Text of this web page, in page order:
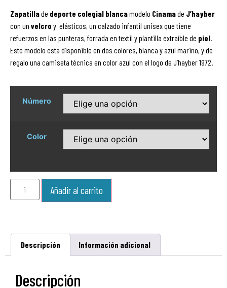
Zapatillade deporte colegial blancamodelo Cinamade J’hayber
con un velcro y elásticos, un calzado infantil unisex que tiene
refuerzos en las punteras, forrada en textil y plantilla extraíble de piel
Este modelo esta disponible en dos colores, blanca y azul marino, y de
regalo una camiseta técnica en color azul con el logo de J’hayber 1972.
Número
Color
Añadir al carrito
Descripción Información adicional
Descripción